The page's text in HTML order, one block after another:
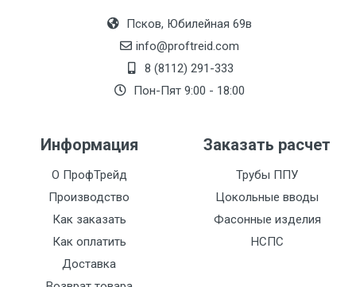
Псков, Юбилейная 69в
info@proftreid.com
8 (8112) 291-333
Пон-Пят 9:00 - 18:00
Информация
О ПрофТрейд
Производство
Как заказать
Как оплатить
Доставка
Заказать расчет
Трубы ППУ
Цокольные вводы
Фасонные изделия
НСПС